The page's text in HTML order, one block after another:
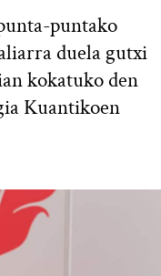
puntako
duela gutxi
kokatuko den
Kuantikoen